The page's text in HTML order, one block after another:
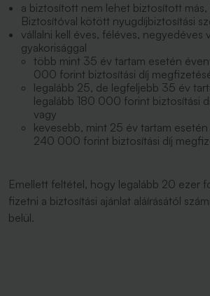
a biztosított nem lehet biztosított más,
Biztosítóval kötött nyugdíjbiztosítási
vállalni kell éves, féléves, negyedéves
gyakorisággal
több mint 35 év tartam esetén
000 forint biztosítási díj
legalább 25, de legfeljebb 35 év
legalább 180 000 forint biztosítási
vagy
kevesebb, mint 25 év tartam
240 000 forint biztosítási díj
Emellett feltétel, hogy legalább 20 ezer
fizetni a biztosítási ajánlat aláírásától
belül.